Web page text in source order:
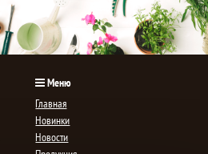
Меню
Главная
Новинки
Новости